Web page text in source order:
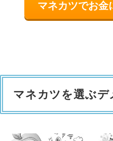
マネカツでお金
マネカツを選ぶデ